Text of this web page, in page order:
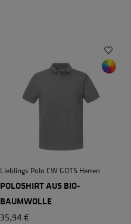
Lieblings Polo CW GOTS Herren
POLOSHIRT AUS BIO-
BAUMWOLLE
35,94 €